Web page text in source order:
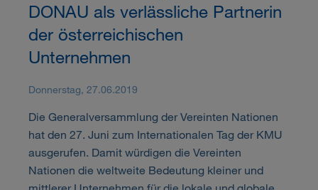
DONAU als verlässliche Partnerin
der österreichischen
Unternehmen
Donnerstag, 27.06.2019
Die Generalversammlung der Vereinten Nationen
hat den 27. Juni zum Internationalen Tag der KMU
ausgerufen. Damit würdigen die Vereinten
Nationen die weltweite Bedeutung kleiner und